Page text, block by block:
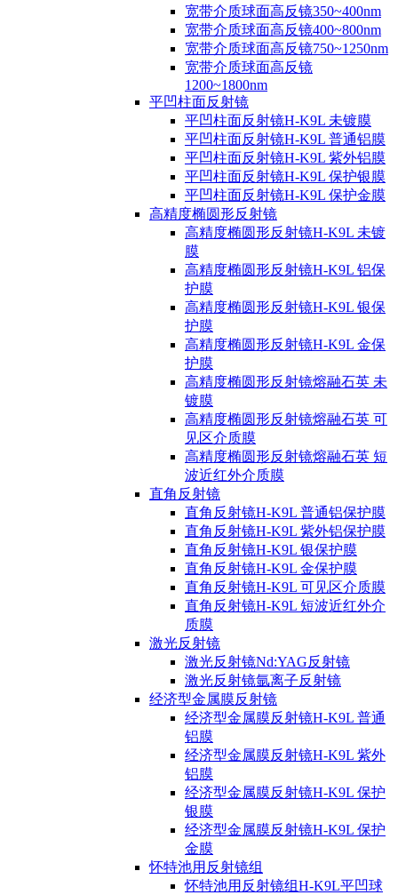
宽带介质球面高反镜350~400nm
宽带介质球面高反镜400~800nm
宽带介质球面高反镜750~1250nm
宽带介质球面高反镜
1200~1800nm
平凹柱面反射镜
平凹柱面反射镜H-K9L 未镀膜
平凹柱面反射镜H-K9L 普通铝膜
平凹柱面反射镜H-K9L 紫外铝膜
平凹柱面反射镜H-K9L 保护银膜
平凹柱面反射镜H-K9L 保护金膜
高精度椭圆形反射镜
高精度椭圆形反射镜H-K9L 未镀
膜
高精度椭圆形反射镜H-K9L 铝保
护膜
高精度椭圆形反射镜H-K9L 银保
护膜
高精度椭圆形反射镜H-K9L 金保
护膜
高精度椭圆形反射镜熔融石英 未
镀膜
高精度椭圆形反射镜熔融石英 可
见区介质膜
高精度椭圆形反射镜熔融石英 短
波近红外介质膜
直角反射镜
直角反射镜H-K9L 普通铝保护膜
直角反射镜H-K9L 紫外铝保护膜
直角反射镜H-K9L 银保护膜
直角反射镜H-K9L 金保护膜
直角反射镜H-K9L 可见区介质膜
直角反射镜H-K9L 短波近红外介
质膜
激光反射镜
激光反射镜Nd:YAG反射镜
激光反射镜氩离子反射镜
经济型金属膜反射镜
经济型金属膜反射镜H-K9L 普通
铝膜
经济型金属膜反射镜H-K9L 紫外
铝膜
经济型金属膜反射镜H-K9L 保护
银膜
经济型金属膜反射镜H-K9L 保护
金膜
怀特池用反射镜组
怀特池用反射镜组H-K9L平凹球